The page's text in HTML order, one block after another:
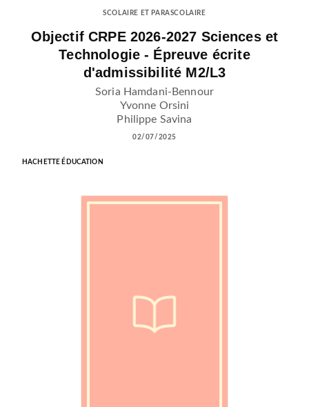
SCOLAIRE ET PARASCOLAIRE
Objectif CRPE 2026-2027 Sciences et
Technologie - Épreuve écrite
d'admissibilité M2/L3
Soria Hamdani-Bennour
Yvonne Orsini
Philippe Savina
02/07/2025
HACHETTE ÉDUCATION